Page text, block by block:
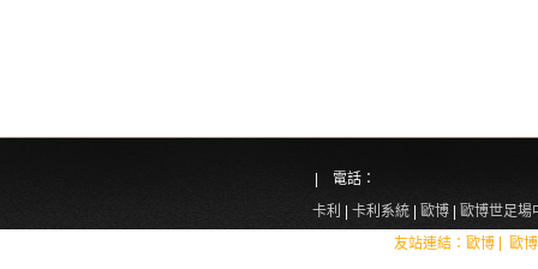
| 電話：
卡利
卡利系統 歐博
歐博世足場
友站連結： 歐博| 歐